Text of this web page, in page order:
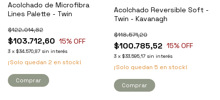
Acolchado de Microfibra
Lines Palette - Twin
$103.712,60
$122.014,82
15% OFF
3 x $34.570,87 sin interés
¡Solo quedan 2 en stock!
Comprar
Acolchado Reversible Soft -
Twin - Kavanagh
$100.785,52
$118.571,20
15% OFF
3 x $33.595,17 sin interés
¡Solo quedan 5 en stock!
Comprar